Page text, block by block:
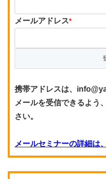
メールアドレス*
携帯アドレスは、
メールを受信できるよう
さい。
メールセミナーの詳細は